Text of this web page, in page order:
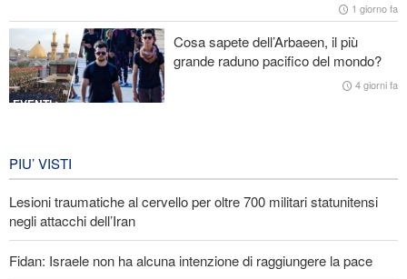
Gharibabadi: L'intesa tra Iran e Oman non significa la completa
riapertura dello Stretto di Hormuz
1 giorno fa
EVENTI
Cosa sapete dell’Arbaeen, il più
grande raduno pacifico del mondo?
4 giorni fa
EVENTI
PIU’ VISTI
Lesioni traumatiche al cervello per oltre 700 militari statunitensi
negli attacchi dell’Iran
Fidan: Israele non ha alcuna intenzione di raggiungere la pace